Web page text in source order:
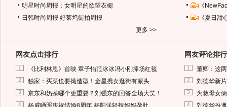
明星时尚周报：女明星的欲望衣橱
日韩时尚周报 好莱坞街拍周报
更多 >>
《
《夏日
网友点击排行
1 《比利林恩》首映 章子怡范冰冰冯小刚捧场红毯
2 独家：买菜也要拗造型！金星携女逛街有派头
3 京东和奶茶哪个更重要？刘强东的回答全场大笑！
4 杨威晒照庆祝结婚8周年 杨阳洋轻抚妈妈孕肚
网友评论排行
1 董卿：这
2 刘德华新
3 为救母女
4 刘德华扮